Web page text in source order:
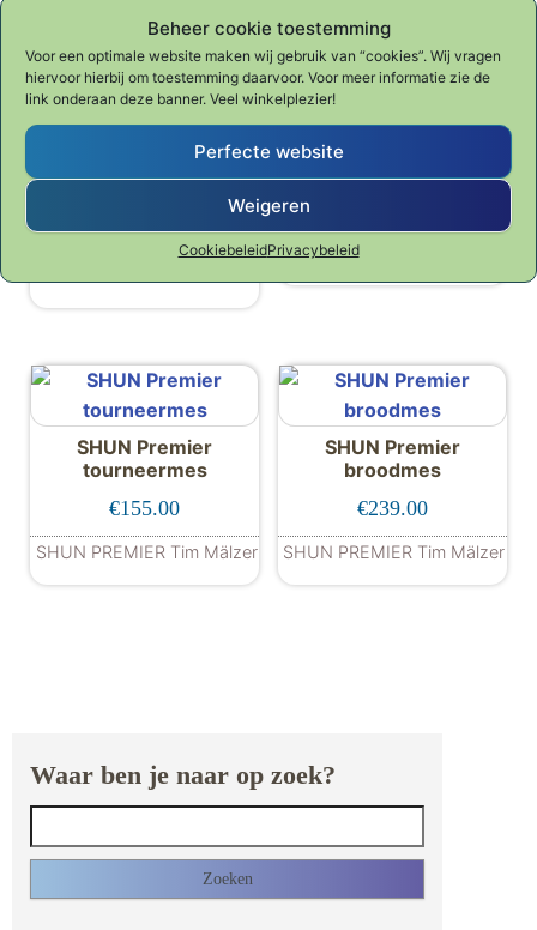
Beheer cookie toestemming
Voor een optimale website maken wij gebruik van “cookies”. Wij vragen
hiervoor hierbij om toestemming daarvoor. Voor meer informatie zie de
link onderaan deze banner. Veel winkelplezier!
Perfecte website
Weigeren
CookiebeleidPrivacybeleid
Gerelateerde producten
€209.00
SHUN CLASSIC
SHUN Premier
tourneermes
€155.00
SHUN PREMIER Tim Mälzer
SHUN Premier
broodmes
€239.00
SHUN PREMIER Tim Mälzer
Waar ben je naar op zoek?